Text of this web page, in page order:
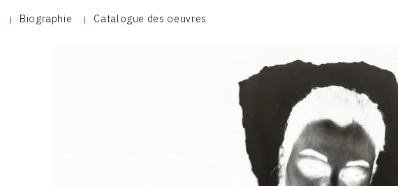
Biographie Catalogue des oeuvres
04_DESSINS
05_MONOTYPE
06_ARCHIVES
CONTACT